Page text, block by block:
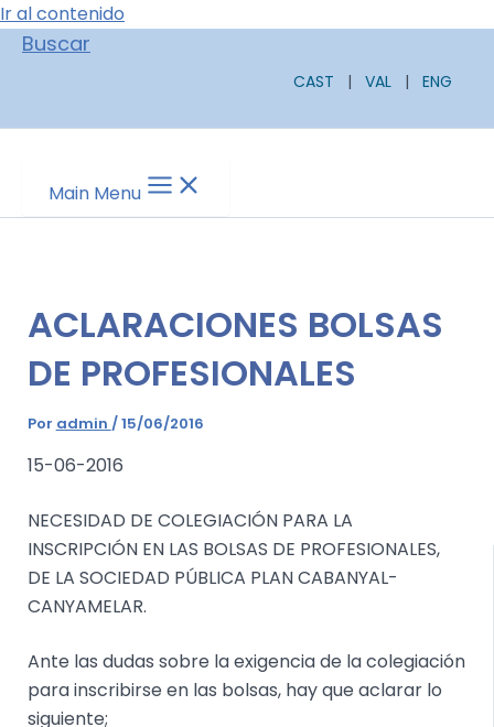
Ir al contenido
Buscar
CAST | VAL | ENG
Main Menu
ACLARACIONES BOLSAS
DE PROFESIONALES
Por admin /15/06/2016
15-06-2016
NECESIDAD DE COLEGIACIÓN PARA LA
INSCRIPCIÓN EN LAS BOLSAS DE PROFESIONALES,
DE LA SOCIEDAD PÚBLICA PLAN CABANYAL-
CANYAMELAR.
Ante las dudas sobre la exigencia de la colegiación
para inscribirse en las bolsas, hay que aclarar lo
siguiente;